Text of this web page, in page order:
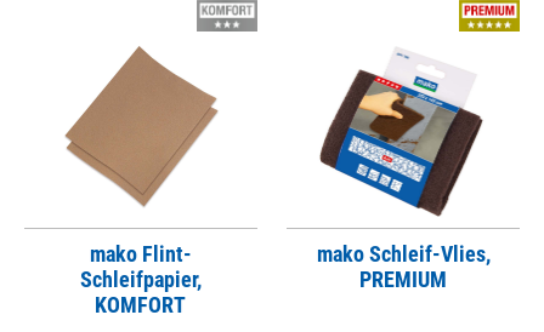
mako Flint-
Schleifpapier,
KOMFORT
mako Schleif-Vlies,
PREMIUM